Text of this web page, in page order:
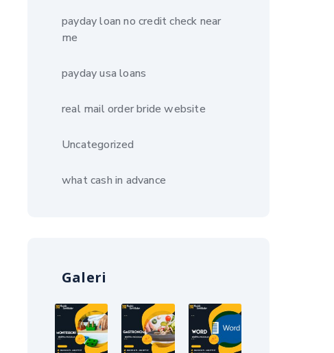
payday loan no credit check near
me
payday usa loans
real mail order bride website
Uncategorized
what cash in advance
Galeri